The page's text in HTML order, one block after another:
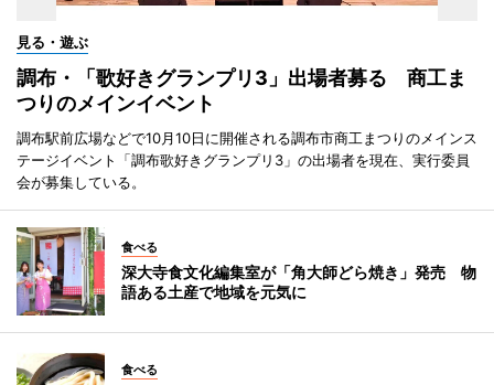
見る・遊ぶ
調布・「歌好きグランプリ3」出場者募る 商工ま
つりのメインイベント
調布駅前広場などで10月10日に開催される調布市商工まつりのメインス
テージイベント「調布歌好きグランプリ3」の出場者を現在、実行委員
会が募集している。
食べる
深大寺食文化編集室が「角大師どら焼き」発売 物
語ある土産で地域を元気に
食べる